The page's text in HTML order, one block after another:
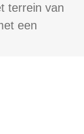
terrein van
een